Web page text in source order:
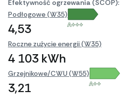
Efektywność ogrzewania (SCOP):
Podłogowe (W35)
4,53 A+++
Roczne zużycie energii (W35)
4 103 kWh
Grzejnikowe/CWU (W55)
3,21 A++